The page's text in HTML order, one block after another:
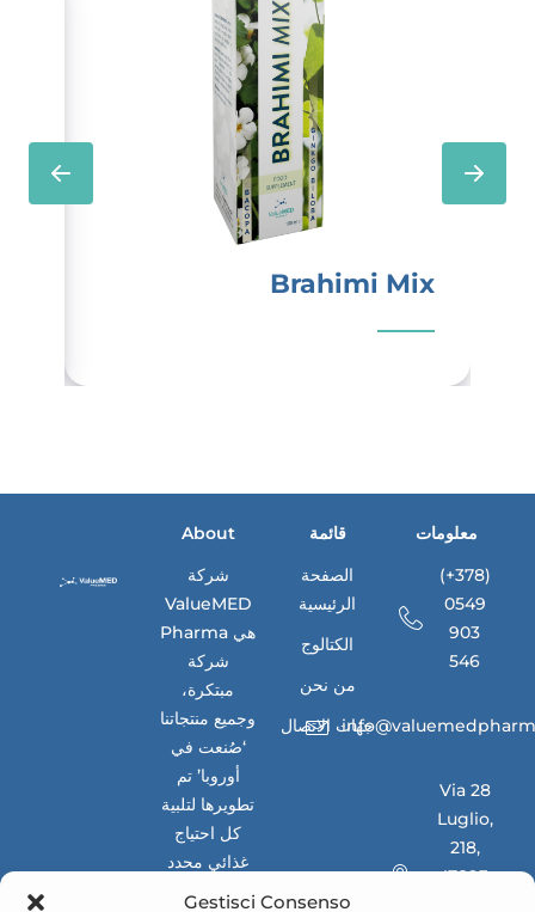
Gestisci Consenso
Brahimi Mix
About
شركة
ValueMED
Pharma هي
شركة
مبتكرة،
وجميع منتجاتنا
‘صُنعت في
أوروبا’ تم
تطويرها لتلبية
كل احتياج
غذائي محدد
للأسواق
قائمة
الصفحة
الرئيسية
الكتالوج
من نحن
جهات الاتصال
معلومات
(+378)
0549
903
546
Via 28
Luglio,
218,
47893,